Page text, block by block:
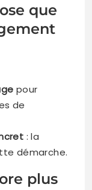
que
pour
de
: la
démarche.
plus